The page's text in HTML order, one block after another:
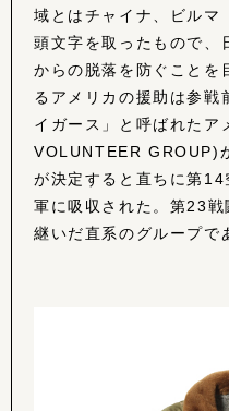
域とはチャイナ、ビルマ
頭文字を取ったもので、
からの脱落を防ぐことを
るアメリカの援助は参戦
イガース」と呼ばれた
VOLUNTEER GROUP)
が決定すると直ちに第
軍に吸収された。第23
継いだ直系のグループで